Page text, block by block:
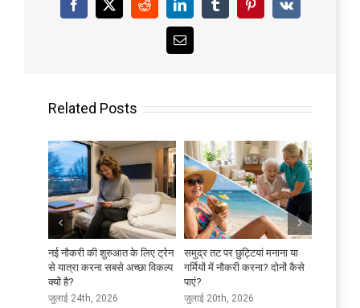
Facebook
X RedditLinkedInTumblrPinterest
Vk
Email
Related Posts
नई नौकरी की शुरुआत के लिए ट्रेन
से यात्रा करना सबसे अच्छा विकल्प
क्यों है?
जुलाई 24th, 2026
समुद्र तट पर छुट्टियां मनाना या
गर्मियों में नौकरी करना? दोनों कैसे
पाएं?
जुलाई 20th, 2026